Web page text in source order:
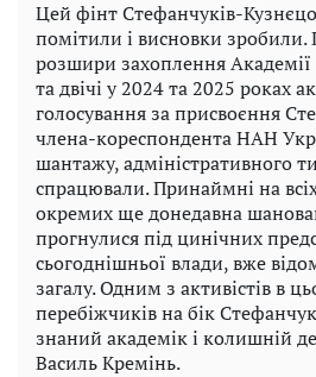
Цей фінт Стефанчуків-
помітили і висновки зробили.
розшири захоплення
та двічі у 2024 та 2025 роках
голосування за присвоєння
члена-кореспондента НАН
шантажу, адміністративного
спрацювали. Принаймні на
окремих ще донедавна
прогнулися під цинічних
сьогоднішньої влади, вже
загалу. Одним з активістів в
перебіжчиків на бік
знаний академік і колишній
Василь Кремінь.